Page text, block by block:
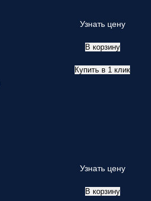
Узнать цену
В корзину
Купить в 1 клик
Узнать цену
В корзину